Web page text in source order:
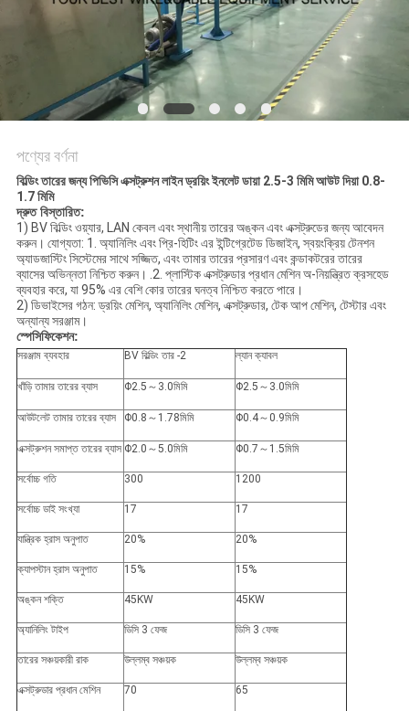
POLICY
পণ্যের বর্ণনা
বিল্ডিং তারের জন্য পিভিসি এক্সট্রুশন লাইন ড্রয়িং ইনলেট ডায়া 2.5-3 মিমি আউট দিয়া 0.8-
1.7 মিমি
দ্রুত বিস্তারিত:
1) BV বিল্ডিং ওয়্যার, LAN কেবল এবং স্থানীয় তারের অঙ্কন এবং এক্সট্রুডের জন্য আবেদন
করুন। যোগ্যতা: 1. অ্যানিলিং এবং প্রি-হিটিং এর ইন্টিগ্রেটেড ডিজাইন, স্বয়ংক্রিয় টেনশন
অ্যাডজাস্টিং সিস্টেমের সাথে সজ্জিত, এবং তামার তারের প্রসারণ এবং কন্ডাকটরের তারের
ব্যাসের অভিন্নতা নিশ্চিত করুন। .2. প্লাস্টিক এক্সট্রুডার প্রধান মেশিন অ-নিয়ন্ত্রিত ক্রসহেড
ব্যবহার করে, যা 95% এর বেশি কোর তারের ঘনত্ব নিশ্চিত করতে পারে।
2) ডিভাইসের গঠন: ড্রয়িং মেশিন, অ্যানিলিং মেশিন, এক্সট্রুডার, টেক আপ মেশিন, টেস্টার এবং
অন্যান্য সরঞ্জাম।
স্পেসিফিকেশন:
সরঞ্জাম ব্যবহার BV বিল্ডিং তার -2 ল্যান ক্যাবল
খাঁড়ি তামার তারের ব্যাস Φ2.5～3.0মিমি Φ2.5～3.0মিমি
আউটলেট তামার তারের ব্যাস Φ0.8～1.78মিমি Φ0.4～0.9মিমি
এক্সট্রুশন সমাপ্ত তারের ব্যাস Φ2.0～5.0মিমি Φ0.7～1.5মিমি
সর্বোচ্চ গতি 300 1200
সর্বোচ্চ ডাই সংখ্যা 17 17
যান্ত্রিক হ্রাস অনুপাত 20% 20%
ক্যাপস্টান হ্রাস অনুপাত 15% 15%
অঙ্কন শক্তি 45KW 45KW
অ্যানিলিং টাইপ ডিসি 3 ফেজ ডিসি 3 ফেজ
তারের সঞ্চয়কারী রাক উল্লম্ব সঞ্চয়ক উল্লম্ব সঞ্চয়ক
এক্সট্রুডার প্রধান মেশিন 70 65